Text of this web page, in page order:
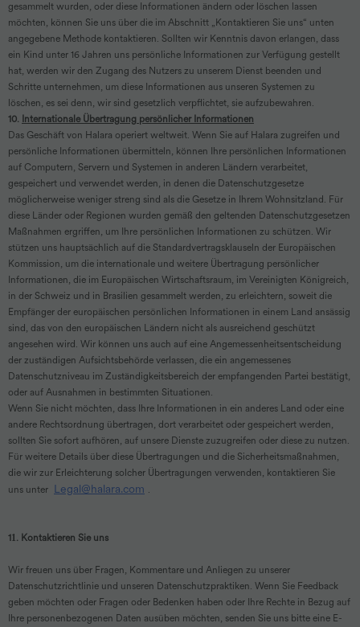
gesammelt wurden, oder diese Informationen ändern oder löschen lassen
möchten, können Sie uns über die im Abschnitt „Kontaktieren Sie uns“ unten
angegebene Methode kontaktieren. Sollten wir Kenntnis davon erlangen, dass
ein Kind unter 16 Jahren uns persönliche Informationen zur Verfügung gestellt
hat, werden wir den Zugang des Nutzers zu unserem Dienst beenden und
Schritte unternehmen, um diese Informationen aus unseren Systemen zu
löschen, es sei denn, wir sind gesetzlich verpflichtet, sie aufzubewahren.
10. Internationale Übertragung persönlicher Informationen
Das Geschäft von Halara operiert weltweit. Wenn Sie auf Halara zugreifen und
persönliche Informationen übermitteln, können Ihre persönlichen Informationen
auf Computern, Servern und Systemen in anderen Ländern verarbeitet,
gespeichert und verwendet werden, in denen die Datenschutzgesetze
möglicherweise weniger streng sind als die Gesetze in Ihrem Wohnsitzland. Für
diese Länder oder Regionen wurden gemäß den geltenden Datenschutzgesetzen
Maßnahmen ergriffen, um Ihre persönlichen Informationen zu schützen. Wir
stützen uns hauptsächlich auf die Standardvertragsklauseln der Europäischen
Kommission, um die internationale und weitere Übertragung persönlicher
Informationen, die im Europäischen Wirtschaftsraum, im Vereinigten Königreich,
in der Schweiz und in Brasilien gesammelt werden, zu erleichtern, soweit die
Empfänger der europäischen persönlichen Informationen in einem Land ansässig
sind, das von den europäischen Ländern nicht als ausreichend geschützt
angesehen wird. Wir können uns auch auf eine Angemessenheitsentscheidung
der zuständigen Aufsichtsbehörde verlassen, die ein angemessenes
Datenschutzniveau im Zuständigkeitsbereich der empfangenden Partei bestätigt,
oder auf Ausnahmen in bestimmten Situationen.
Wenn Sie nicht möchten, dass Ihre Informationen in ein anderes Land oder eine
andere Rechtsordnung übertragen, dort verarbeitet oder gespeichert werden,
sollten Sie sofort aufhören, auf unsere Dienste zuzugreifen oder diese zu nutzen.
Für weitere Details über diese Übertragungen und die Sicherheitsmaßnahmen,
die wir zur Erleichterung solcher Übertragungen verwenden, kontaktieren Sie
uns unter Legal@halara.com .
11. Kontaktieren Sie uns
Wir freuen uns über Fragen, Kommentare und Anliegen zu unserer
Datenschutzrichtlinie und unseren Datenschutzpraktiken. Wenn Sie Feedback
geben möchten oder Fragen oder Bedenken haben oder Ihre Rechte in Bezug auf
Ihre personenbezogenen Daten ausüben möchten, senden Sie uns bitte eine E-